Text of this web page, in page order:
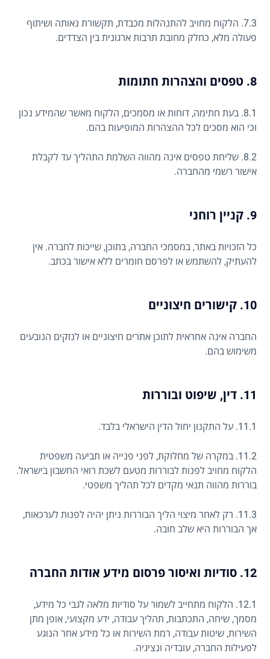
7.3. הלקוח מחויב להתנהלות מכבדת, תקשורת נאותה ושיתוף
פעולה מלא, כחלק מחובת תרבות ארגונית בין הצדדים.
8. טפסים והצהרות חתומות
8.1. בעת חתימה, דוחות או מסמכים, הלקוח מאשר שהמידע נכון
וכי הוא מסכים לכל ההצהרות המופיעות בהם.
8.2. שליחת טפסים אינה מהווה השלמת התהליך עד לקבלת
אישור רשמי מהחברה.
9. קניין רוחני
כל הזכויות באתר, במסמכי החברה, בתוכן, שייכות לחברה. אין
להעתיק, להשתמש או לפרסם חומרים ללא אישור בכתב.
10. קישורים חיצוניים
החברה אינה אחראית לתוכן אתרים חיצוניים או לנזקים הנובעים
משימוש בהם.
11. דין, שיפוט ובוררות
11.1. על התקנון יחול הדין הישראלי בלבד.
11.2. במקרה של מחלוקת, לפני פנייה או תביעה משפטית
הלקוח מחויב לפנות לבוררות מטעם לשכת רואי החשבון בישראל.
בוררות מהווה תנאי מקדים לכל תהליך משפטי.
11.3. רק לאחר מיצוי הליך הבוררות ניתן יהיה לפנות לערכאות,
אך הבוררות היא שלב חובה.
12. סודיות ואיסור פרסום מידע אודות החברה
12.1. הלקוח מתחייב לשמור על סודיות מלאה לגבי כל מידע,
מסמך, שיחה, התכתבות, תהליך עבודה, ידע מקצועי, אופן מתן
השירות, שיטות עבודה, רמת השירות או כל מידע אחר הנוגע
לפעילות החברה, עובדיה ונציגיה.